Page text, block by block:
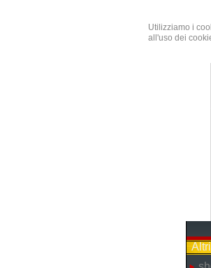
Utilizziamo i
all'uso dei